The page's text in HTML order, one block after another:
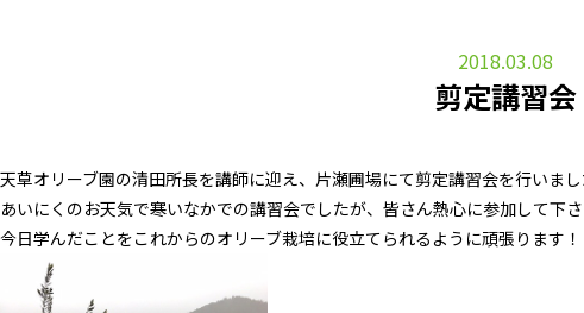
2018.03.08
剪定講習会
天草オリーブ園の清田所長を講師に迎え、片瀬圃場にて剪定講習会を行いまし
あいにくのお天気で寒いなかでの講習会でしたが、皆さん熱心に参加して下さ
今日学んだことをこれからのオリーブ栽培に役立てられるように頑張ります！